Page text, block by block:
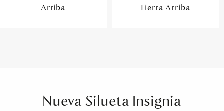
Arriba
Tierra Arriba
Nueva Silueta Insignia